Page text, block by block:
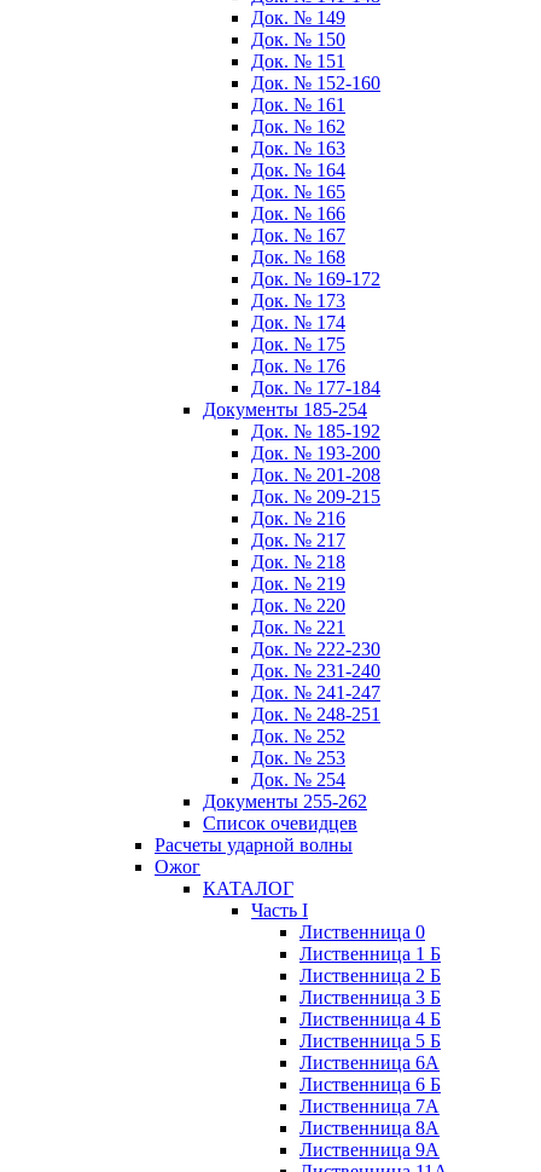
Док. № 149
Док. № 150
Док. № 151
Док. № 152-160
Док. № 161
Док. № 162
Док. № 163
Док. № 164
Док. № 165
Док. № 166
Док. № 167
Док. № 168
Док. № 169-172
Док. № 173
Док. № 174
Док. № 175
Док. № 176
Док. № 177-184
Документы 185-254
Док. № 185-192
Док. № 193-200
Док. № 201-208
Док. № 209-215
Док. № 216
Док. № 217
Док. № 218
Док. № 219
Док. № 220
Док. № 221
Док. № 222-230
Док. № 231-240
Док. № 241-247
Док. № 248-251
Док. № 252
Док. № 253
Док. № 254
Документы 255-262
Список очевидцев
Расчеты ударной волны
Ожог
КАТАЛОГ
Часть I
Лиственница 0
Лиственница 1 Б
Лиственница 2 Б
Лиственница 3 Б
Лиственница 4 Б
Лиственница 5 Б
Лиственница 6А
Лиственница 6 Б
Лиственница 7А
Лиственница 8А
Лиственница 9А